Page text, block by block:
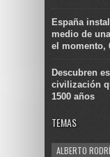
España
medio de
el momento,
Descubren
civilización
1500 años
TEMAS
ALBERTO